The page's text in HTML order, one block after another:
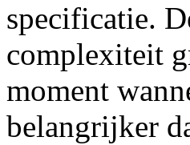
specificatie.
complexiteit
moment
belangrijker